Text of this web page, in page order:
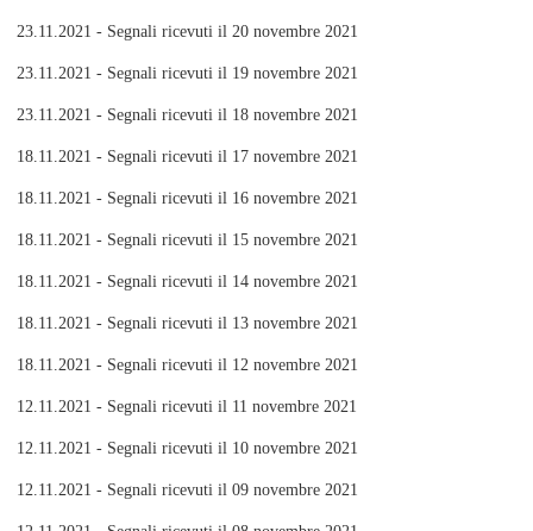
23.11.2021 - Segnali ricevuti il 20 novembre 2021
23.11.2021 - Segnali ricevuti il 19 novembre 2021
23.11.2021 - Segnali ricevuti il 18 novembre 2021
18.11.2021 - Segnali ricevuti il 17 novembre 2021
18.11.2021 - Segnali ricevuti il 16 novembre 2021
18.11.2021 - Segnali ricevuti il 15 novembre 2021
18.11.2021 - Segnali ricevuti il 14 novembre 2021
18.11.2021 - Segnali ricevuti il 13 novembre 2021
18.11.2021 - Segnali ricevuti il 12 novembre 2021
12.11.2021 - Segnali ricevuti il 11 novembre 2021
12.11.2021 - Segnali ricevuti il 10 novembre 2021
12.11.2021 - Segnali ricevuti il 09 novembre 2021